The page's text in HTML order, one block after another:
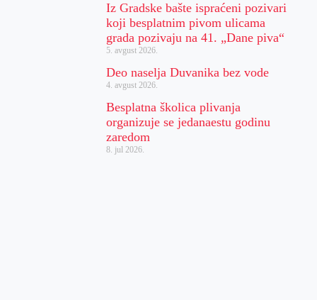
Iz Gradske bašte ispraćeni pozivari
koji besplatnim pivom ulicama
grada pozivaju na 41. „Dane piva“
5. avgust 2026.
Deo naselja Duvanika bez vode
4. avgust 2026.
Besplatna školica plivanja
organizuje se jedanaestu godinu
zaredom
8. jul 2026.